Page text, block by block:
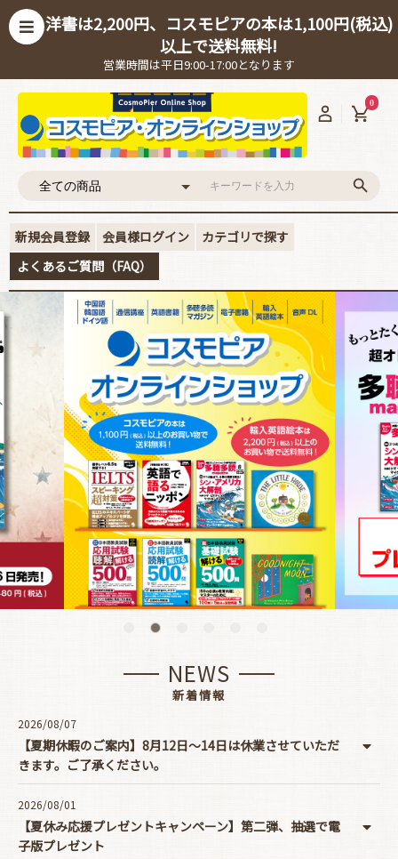
洋書は2,200円、コスモピアの本は1,100円(税込)
以上で送料無料!
営業時間は平日9:00-17:00となります
0
新規会員登録 会員様ログイン
カテゴリで探す
よくあるご質問（FAQ）
NEWS
新着情報
2026/08/07
【夏期休暇のご案内】8月12日～14日は休業させていただ
きます。ご了承ください。
2026/08/01
【夏休み応援プレゼントキャンペーン】第二弾、抽選で電
子版プレゼント